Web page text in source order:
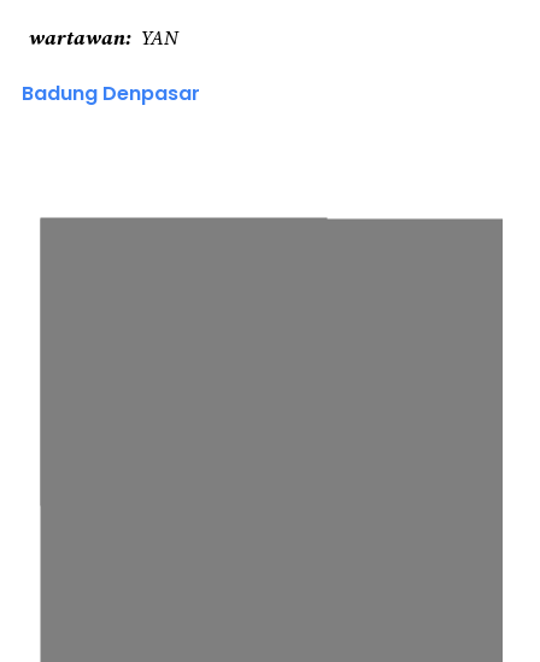
wartawan YAN
Badung Denpasar